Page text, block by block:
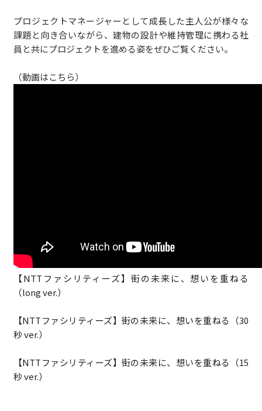
プロジェクトマネージャーとして成長した主人公が様々な
課題と向き合いながら、建物の設計や維持管理に携わる社
員と共にプロジェクトを進める姿をぜひご覧ください。
（動画はこちら）
【NTTファシリティーズ】街の未来に、想いを重ねる
（long ver.）
【NTTファシリティーズ】街の未来に、想いを重ねる（30
秒 ver.）
【NTTファシリティーズ】街の未来に、想いを重ねる（15
秒 ver.）